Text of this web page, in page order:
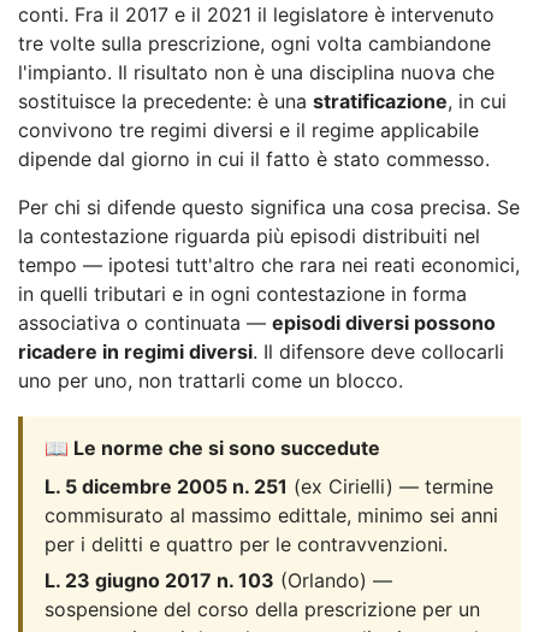
conti. Fra il 2017 e il 2021 il legislatore è intervenuto
tre volte sulla prescrizione, ogni volta cambiandone
l'impianto. Il risultato non è una disciplina nuova che
sostituisce la precedente: è una stratificazione, in cui
convivono tre regimi diversi e il regime applicabile
dipende dal giorno in cui il fatto è stato commesso.
Per chi si difende questo significa una cosa precisa. Se
la contestazione riguarda più episodi distribuiti nel
tempo — ipotesi tutt'altro che rara nei reati economici,
in quelli tributari e in ogni contestazione in forma
associativa o continuata — episodi diversi possono
ricadere in regimi diversi. Il difensore deve collocarli
uno per uno, non trattarli come un blocco.
📖 Le norme che si sono succedute
L. 5 dicembre 2005 n. 251 (ex Cirielli) — termine
commisurato al massimo edittale, minimo sei anni
per i delitti e quattro per le contravvenzioni.
L. 23 giugno 2017 n. 103 (Orlando) —
sospensione del corso della prescrizione per un